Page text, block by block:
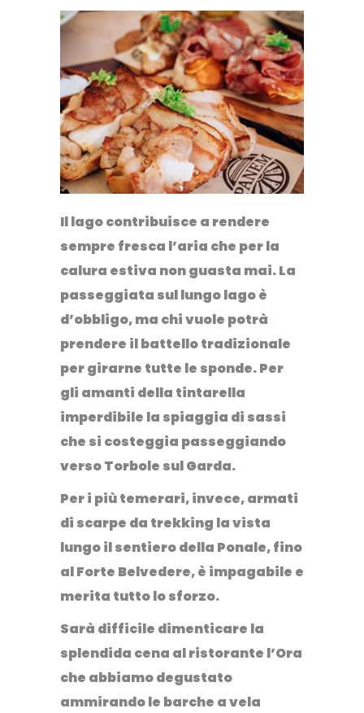
Il lago contribuisce a rendere
sempre fresca l’aria che per la
calura estiva non guasta mai. La
passeggiata sul lungo lago è
d’obbligo, ma chi vuole potrà
prendere il battello tradizionale
per girarne tutte le sponde. Per
gli amanti della tintarella
imperdibile la spiaggia di sassi
che si costeggia passeggiando
verso Torbole sul Garda.
Per i più temerari, invece, armati
di scarpe da trekking la vista
lungo ilsentiero della Ponale, fino
al Forte Belvedere, è impagabile e
merita tutto lo sforzo.
Sarà difficile dimenticare la
splendida cena alristorante l’Ora
che abbiamo degustato
ammirando le barche a vela